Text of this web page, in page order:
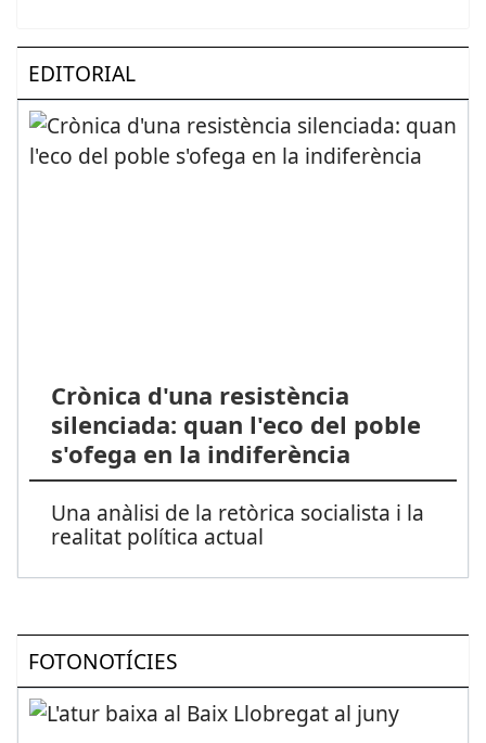
EDITORIAL
Crònica d'una resistència
silenciada: quan l'eco del poble
s'ofega en la indiferència
Una anàlisi de la retòrica socialista i la
realitat política actual
FOTONOTÍCIES